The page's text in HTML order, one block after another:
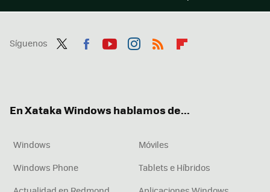
Síguenos
En Xataka Windows hablamos de...
Windows
Móviles
Windows Phone
Tablets e Híbridos